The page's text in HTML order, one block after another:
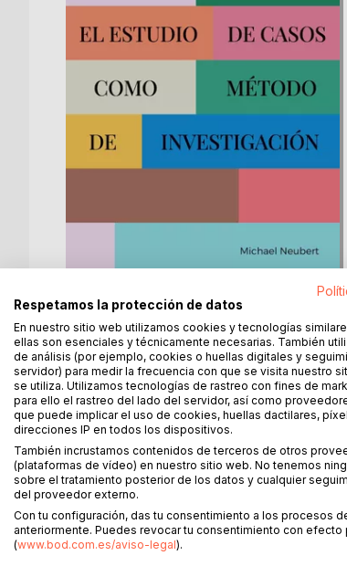
DESCRIPCIÓN
El diseño de estudio de caso es uno
investigadores y profesionales. Una de
únicos o múltiples, se pueden utilizar
puede desarrollar una nueva teoría.
aprovechar todo el potencial de este
investigador que tiene muchos años
cantidad de libros y artículos científicos.
SOBRE EL AUTOR
Respetamos la protección de datos
En nuestro sitio web utilizamos cookies y tecnologías
ellas son esenciales y técnicamente necesarias. También
de análisis (por ejemplo, cookies o huellas digitales y
servidor) para medir la frecuencia con que se visita nuestro
se utiliza. Utilizamos tecnologías de rastreo con fines de
para ello el rastreo del lado del servidor, así como
que puede implicar el uso de cookies, huellas dactilares,
direcciones IP en todos los dispositivos.
También incrustamos contenidos de terceros de otros
(plataformas de vídeo) en nuestro sitio web. No tenemos
sobre el tratamiento posterior de los datos y cualquier
del proveedor externo.
Con tu configuración, das tu consentimiento a los procesos
anteriormente. Puedes revocar tu consentimiento con efecto
(www.bod.com.es/aviso-legal).